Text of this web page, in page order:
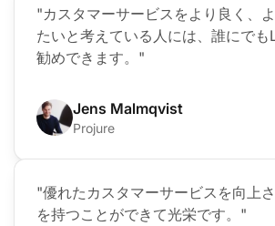
"カスタマーサービスをより良く、
たいと考えている人には、誰にで
勧めできます。"
Jens Malmqvist
Projure
"優れたカスタマーサービスを向上
を持つことができて光栄です。"